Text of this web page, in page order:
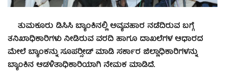
ತುಮಕೂರು ಡಿಸಿಸಿ ಬ್ಯಾಂಕಿನಲ್ಲಿ ಅವ್ಯವಹಾರ ನಡೆದಿರುವ ಬಗ್ಗೆ
ತನಿಖಾಧಿಕಾರಿಗಳು ನೀಡಿರುವ ವರದಿ ಹಾಗೂ ದಾಖಲೆಗಳ ಆಧಾರದ
ಮೇಲೆ ಬ್ಯಾಂಕನ್ನು ಸೂಪರ್‍ಸೀಡ್ ಮಾಡಿ ಸರ್ಕಾರ ಜಿಲ್ಲಾಧಿಕಾರಿಗಳನ್ನು
ಬ್ಯಾಂಕಿನ ಆಡಳಿತಾಧಿಕಾರಿಯಾಗಿ ನೇಮಕ ಮಾಡಿದೆ.